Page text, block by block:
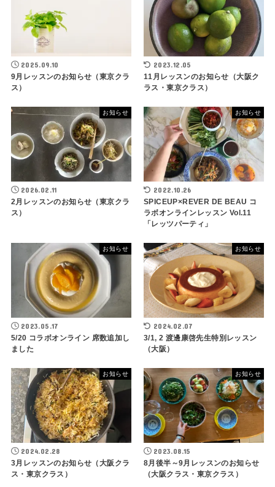
2025.09.10
9月レッスンのお知らせ（東京クラ
ス）
2023.12.05
11月レッスンのお知らせ（大阪ク
ラス・東京クラス）
お知らせ
2026.02.11
2月レッスンのお知らせ（東京クラ
ス）
お知らせ
2022.10.26
SPICEUP×REVER DE BEAU コ
ラボオンラインレッスン Vol.11
「レッツパーティ」
お知らせ
2023.05.17
5/20 コラボオンライン 席数追加し
ました
お知らせ
2024.02.07
3/1, 2 渡邊康啓先生特別レッスン
（大阪）
お知らせ
2024.02.28
3月レッスンのお知らせ（大阪クラ
ス・東京クラス）
お知らせ
2023.08.15
8月後半～9月レッスンのお知らせ
（大阪クラス・東京クラス）